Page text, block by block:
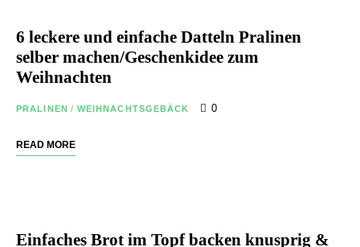
6 leckere und einfache Datteln Pralinen
selber machen/Geschenkidee zum
Weihnachten
PRALINEN / WEIHNACHTSGEBÄCK 0
READ MORE
Einfaches Brot im Topf backen knusprig &